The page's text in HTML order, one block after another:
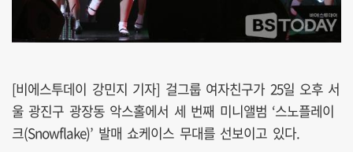
[비에스투데이 강민지 기자] 걸그룹 여자친구가 25일 오후 서
울 광진구 광장동 악스홀에서 세 번째 미니앨범 ‘스노플레이
크(Snowflake)’ 발매 쇼케이스 무대를 선보이고 있다.